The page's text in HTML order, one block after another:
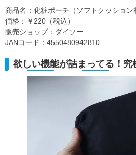
商品名：化粧ポーチ（ソフトクッション
価格：￥220（税込）
販売ショップ：ダイソー
JANコード：4550480942810
欲しい機能が詰まってる！